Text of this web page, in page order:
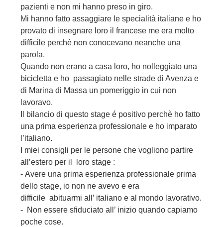
pazienti e non mi hanno preso in giro.
Mi hanno fatto assaggiare le specialità italiane e ho
provato di insegnare loro il francese me era molto
difficile perchè non conocevano neanche una
parola.
Quando non erano a casa loro, ho nolleggiato una
bicicletta e ho passagiato nelle strade di Avenza e
di Marina di Massa un pomeriggio in cui non
lavoravo.
Il bilancio di questo stage é positivo perchè ho fatto
una prima esperienza professionale e ho imparato
l’italiano.
I miei consigli per le persone che vogliono partire
all’estero per il loro stage :
- Avere una prima esperienza professionale prima
dello stage, io non ne avevo e era
difficile abituarmi all’ italiano e al mondo lavorativo.
- Non essere sfiduciato all’ inizio quando capiamo
poche cose.